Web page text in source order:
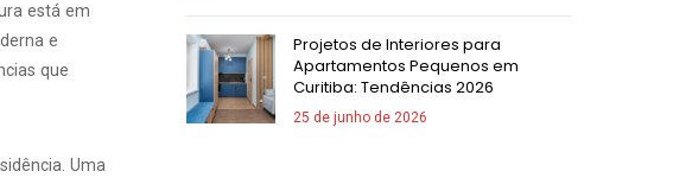
está em
e
que
Uma
Projetos de Interiores para
Apartamentos Pequenos em
Curitiba: Tendências 2026
25 de junho de 2026